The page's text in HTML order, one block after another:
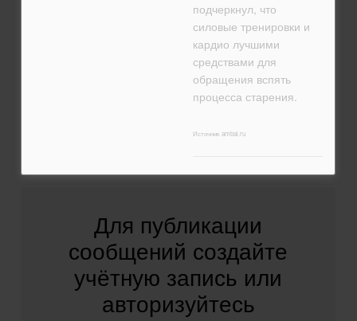
подчеркнул, что
силовые тренировки и
кардио лучшими
средствами для
обращения вспять
процесса старения.
Источник ambal.ru
Для публикации
сообщений создайте
учётную запись или
авторизуйтесь